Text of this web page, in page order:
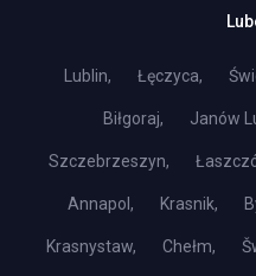
Lublin, Łęczyca,
Biłgoraj, Janów
Szczebrzeszyn,
Annapol, Krasnik,
Krasnystaw, Chełm,